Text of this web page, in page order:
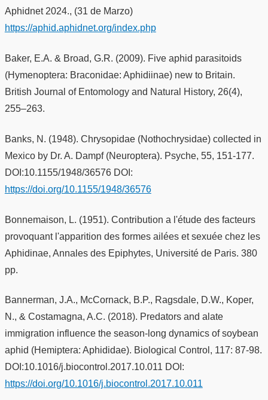
Aphidnet 2024., (31 de Marzo)
https://aphid.aphidnet.org/index.php
Baker, E.A. & Broad, G.R. (2009). Five aphid parasitoids
(Hymenoptera: Braconidae: Aphidiinae) new to Britain.
British Journal of Entomology and Natural History, 26(4),
255–263.
Banks, N. (1948). Chrysopidae (Nothochrysidae) collected in
Mexico by Dr. A. Dampf (Neuroptera). Psyche, 55, 151-177.
DOI:10.1155/1948/36576 DOI:
https://doi.org/10.1155/1948/36576
Bonnemaison, L. (1951). Contribution a l'étude des facteurs
provoquant l'apparition des formes ailées et sexuée chez les
Aphidinae, Annales des Epiphytes, Université de Paris. 380
pp.
Bannerman, J.A., McCornack, B.P., Ragsdale, D.W., Koper,
N., & Costamagna, A.C. (2018). Predators and alate
immigration influence the season-long dynamics of soybean
aphid (Hemiptera: Aphididae). Biological Control, 117: 87-98.
DOI:10.1016/j.biocontrol.2017.10.011 DOI:
https://doi.org/10.1016/j.biocontrol.2017.10.011